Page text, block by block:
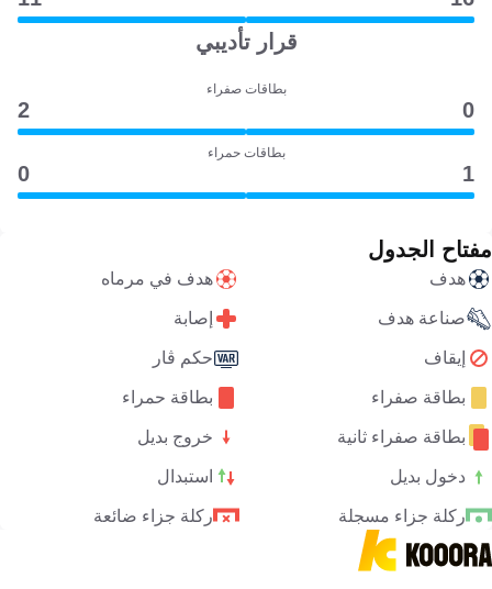
قرار تأديبي
بطاقات صفراء
0
2
بطاقات حمراء
1
0
مفتاح الجدول
هدف هدف في مرماه
صناعة هدف إصابة
إيقاف حكم ڤار
بطاقة صفراء بطاقة حمراء
بطاقة صفراء ثانية خروج بديل
دخول بديل استبدال
ركلة جزاء مسجلة ركلة جزاء ضائعة